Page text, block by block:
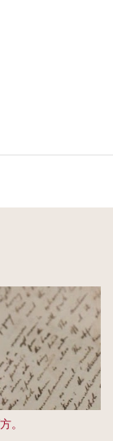
。